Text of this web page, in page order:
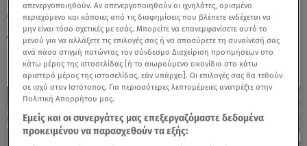
06.07.26, 18:03
Αναγνωστόπουλος - Ζαμπέτογλου:
Επίσημα στον ΣΚΑΪ – Η ανακοίνωση
απενεργοποιηθούν. Αν απενεργοποιηθούν οι ιχνηλάτες, ορισμένο
περιεχόμενο και κάποιες από τις διαφημίσεις που βλέπετε ενδέχεται να
μην είναι τόσο σχετικές με εσάς. Μπορείτε να επανεμφανίσετε αυτό το
μενού για να αλλάξετε τις επιλογές σας ή να αποσύρετε τη συναίνεσή σας
ανά πάσα στιγμή πατώντας τον σύνδεσμο Διαχείριση προτιμήσεων στο
κάτω μέρος της ιστοσελίδας [ή το αιωρούμενο εικονίδιο στο κάτω
αριστερό μέρος της ιστοσελίδας, εάν υπάρχει]. Οι επιλογές σας θα τεθούν
σε ισχύ στον Ιστότοπος. Για περισσότερες λεπτομέρειες ανατρέξτε στην
Πολιτική Απορρήτου μας.
Εμείς και οι συνεργάτες μας επεξεργαζόμαστε δεδομένα
προκειμένου να παρασχεθούν τα εξής: